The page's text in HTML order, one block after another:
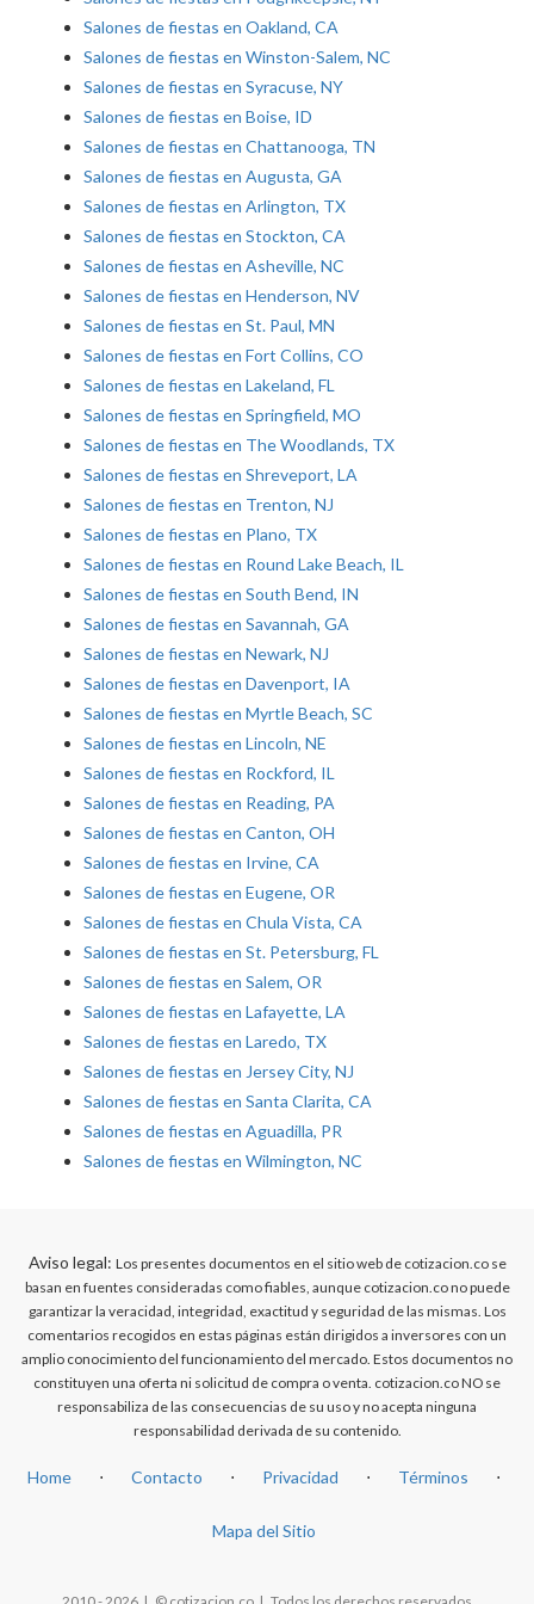
Salones de fiestas en Oakland, CA
Salones de fiestas en Winston-Salem, NC
Salones de fiestas en Syracuse, NY
Salones de fiestas en Boise, ID
Salones de fiestas en Chattanooga, TN
Salones de fiestas en Augusta, GA
Salones de fiestas en Arlington, TX
Salones de fiestas en Stockton, CA
Salones de fiestas en Asheville, NC
Salones de fiestas en Henderson, NV
Salones de fiestas en St. Paul, MN
Salones de fiestas en Fort Collins, CO
Salones de fiestas en Lakeland, FL
Salones de fiestas en Springfield, MO
Salones de fiestas en The Woodlands, TX
Salones de fiestas en Shreveport, LA
Salones de fiestas en Trenton, NJ
Salones de fiestas en Plano, TX
Salones de fiestas en Round Lake Beach, IL
Salones de fiestas en South Bend, IN
Salones de fiestas en Savannah, GA
Salones de fiestas en Newark, NJ
Salones de fiestas en Davenport, IA
Salones de fiestas en Myrtle Beach, SC
Salones de fiestas en Lincoln, NE
Salones de fiestas en Rockford, IL
Salones de fiestas en Reading, PA
Salones de fiestas en Canton, OH
Salones de fiestas en Irvine, CA
Salones de fiestas en Eugene, OR
Salones de fiestas en Chula Vista, CA
Salones de fiestas en St. Petersburg, FL
Salones de fiestas en Salem, OR
Salones de fiestas en Lafayette, LA
Salones de fiestas en Laredo, TX
Salones de fiestas en Jersey City, NJ
Salones de fiestas en Santa Clarita, CA
Salones de fiestas en Aguadilla, PR
Salones de fiestas en Wilmington, NC
Aviso legal: Los presentes documentos en el sitio web de cotizacion.co se
basan en fuentes consideradas como fiables, aunque cotizacion.co no puede
garantizar la veracidad, integridad, exactitud y seguridad de las mismas. Los
comentarios recogidos en estas páginas están dirigidos a inversores con un
amplio conocimiento del funcionamiento del mercado. Estos documentos no
constituyen una oferta ni solicitud de compra o venta. cotizacion.co NO se
responsabiliza de las consecuencias de su uso y no acepta ninguna
responsabilidad derivada de su contenido.
Home ⋅ Contacto ⋅ Privacidad ⋅ Términos ⋅
Mapa del Sitio